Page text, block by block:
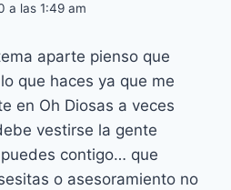
a las 1:49 am
aparte pienso que
que haces ya que me
en Oh Diosas a veces
vestirse la gente
contigo… que
o asesoramiento no